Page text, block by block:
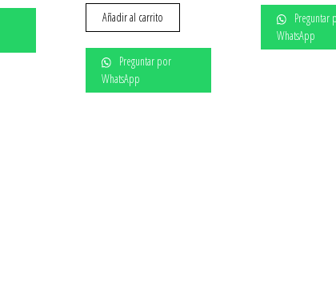
Añadir al carrito
Preguntar por
WhatsApp
Preguntar
WhatsApp